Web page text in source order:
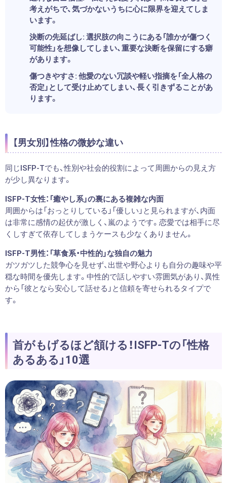
考えがちで、気づかないうちに心に限界を迎えてしま
います。
決断の先延ばし:選択肢の向こうにある「誰かが傷つく
可能性」を想像してしまい、重要な決断を保留にする癖
があります。
傷つきやすさ:他愛のない冗談や軽い指摘を「全人格の
否定」として受け止めてしまい、長く引きずることがあ
ります。
【男女別】性格の微妙な違い
同じISFP-Tでも、性別や社会的役割によって周囲からの見え方
が少し異なります。
ISFP-T女性：「癒やし系」の裏にある複雑な内面
周囲からは「おっとりしている」「優しい」と見られますが、内面
は非常に感情の起伏が激しく、嵐のようです。恋愛では相手に尽
くしすぎて依存してしまうケースも少なくありません。
ISFP-T男性：「草食系・中性的」な独自の魅力
ガツガツした競争心を見せず、出世や野心よりも自分の趣味や平
穏な時間を優先します。中性的で話しやすい雰囲気があり、異性
から「彼となら安心して話せる」と信頼を寄せられるタイプで
す。
首がもげるほど頷ける！ISFP-Tの「性格
あるある」10選